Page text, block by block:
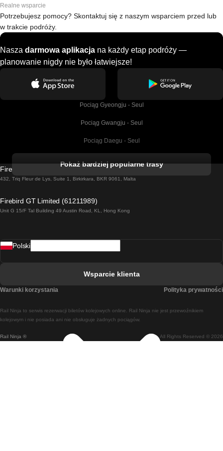
Realne wsparcie
Potrzebujesz pomocy? Skontaktuj się z naszym wsparciem przed lub
w trakcie podróży.
Nasza darmowa aplikacja na każdy etap podróży —
planowanie nigdy nie było łatwiejsze!
Pociąg Gyeongju - Seul
Pociąg Gwangju - Seul
Pociąg Daegu - Seul
Pociąg Dublin - Galway
Pociąg Rzym - Neapol
Pociąg Madryt - Lizbona
Pociąg Madryt - Barcelona
Pokaż bardziej popularne trasy
Firebird GT Limited (OC 1451)
432, Triq Fleur de Lys, Suite 1, Birkirkara, BKR 9061, Malta
Firebird GT Limited (61211989)
Unit G 15/F Tal Building 49 Austin Road, KL, Hong Kong
Rail Ninja ® All Rights Reserved © 2026
Rail Ninja to serwis rezerwacji biletów kolejowych online. Rail Ninja nie jest przewoźnikiem
kolejowym i nie posiada ani nie obsługuje żadnych pociągów.
Polski
Wsparcie klienta
Warunki korzystania Polityka prywatności